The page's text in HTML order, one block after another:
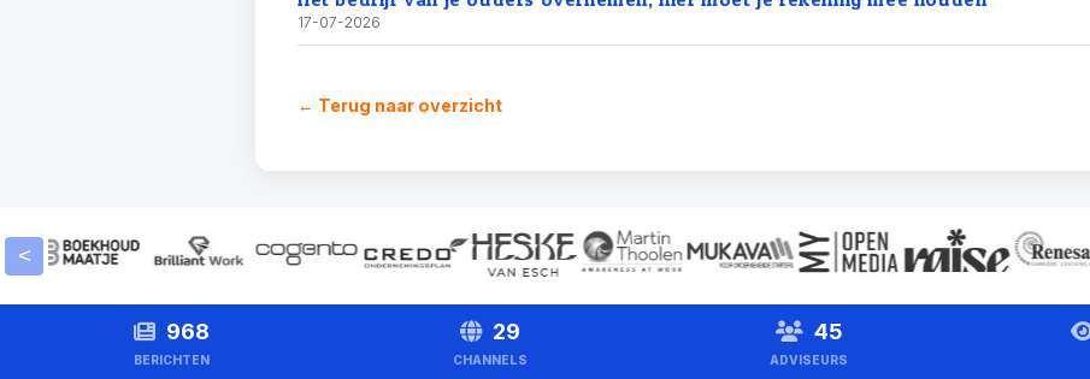
17-07-2026
← Terug naar overzicht
<
968
BERICHTEN
29
CHANNELS
45
ADVISEURS